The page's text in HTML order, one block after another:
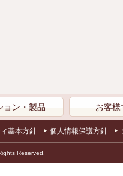
ョン・製品 お客様
基本方針 個人情報保護方針
Reserved.